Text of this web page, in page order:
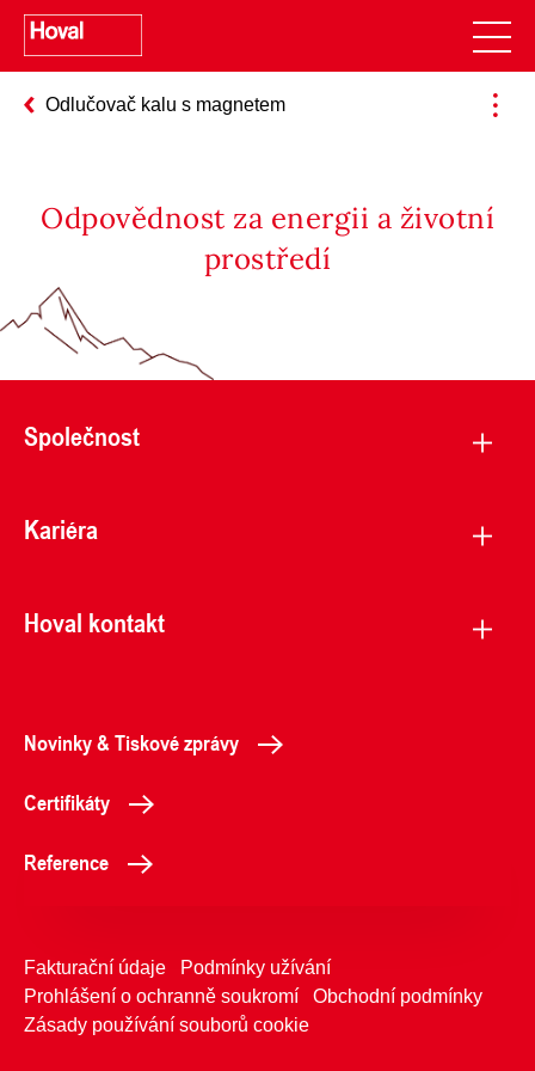
Odlučovač kalu s magnetem
Odpovědnost za energii a životní
prostředí
Společnost
Kariéra
Hoval kontakt
Novinky & Tiskové zprávy
Certifikáty
Reference
Fakturační údaje
Podmínky užívání
Prohlášení o ochranně soukromí
Obchodní podmínky
Zásady používání souborů cookie